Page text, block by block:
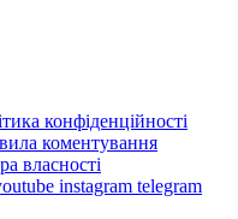
конфіденційності
коментування
власності
instagram telegram